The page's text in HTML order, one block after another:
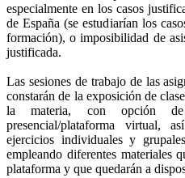
especialmente en los casos
de España (se estudiarían los
formación), o imposibilidad de
justificada.
Las sesiones de trabajo de las
constarán de la exposición de
la materia, con opción de
presencial/plataforma virtual,
ejercicios individuales y
empleando diferentes materiales
plataforma y que quedarán a